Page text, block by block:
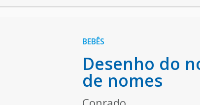
BEBÊS
Desenho do
de nomes